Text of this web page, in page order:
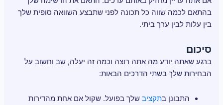
בהתאם לכמה שווה כל תכונה לפני שתבצע השוואה סופית שלך
בין עלות לבין ערך ביתי.
סיכום
ברגע שאתה יודע מה אתה רוצה וכמה זה יעלה, שב וחשוב על
הבחירות שלך בשתי הדרכים הבאות:
התבונן בתקציבשלך בפועל. שקול אם אחת מהדירות